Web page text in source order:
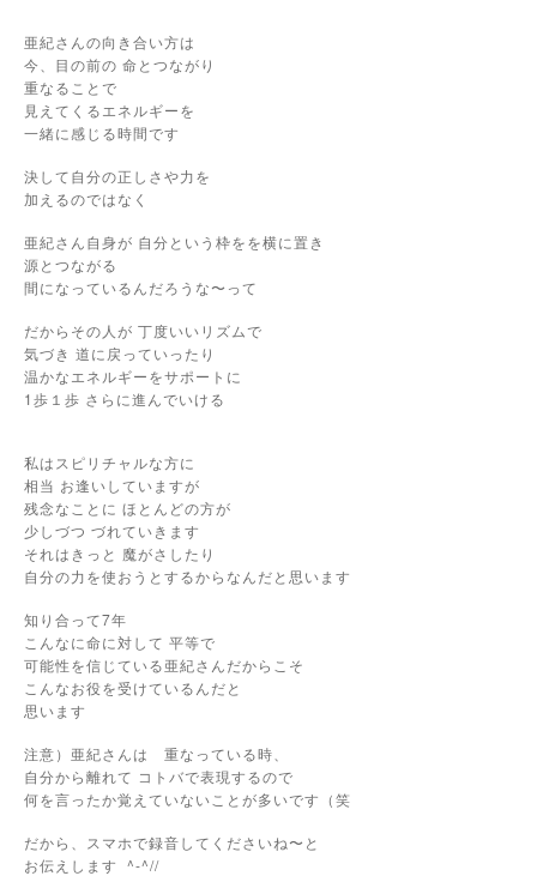
亜紀さんの向き合い方は
今、目の前の 命とつながり
重なることで
見えてくるエネルギーを
一緒に感じる時間です
決して自分の正しさや力を
加えるのではなく
亜紀さん自身が 自分という枠をを横に置き
源とつながる
間になっているんだろうな〜って
だからその人が 丁度いいリズムで
気づき 道に戻っていったり
温かなエネルギーをサポートに
1歩１歩 さらに進んでいける
私はスピリチャルな方に
相当 お逢いしていますが
残念なことに ほとんどの方が
少しづつ づれていきます
それはきっと 魔がさしたり
自分の力を使おうとするからなんだと思います
知り合って7年
こんなに命に対して 平等で
可能性を信じている亜紀さんだからこそ
こんなお役を受けているんだと
思います
注意）亜紀さんは 重なっている時、
自分から離れて コトバで表現するので
何を言ったか覚えていないことが多いです（笑
だから、スマホで録音してくださいね〜と
お伝えします ^-^//